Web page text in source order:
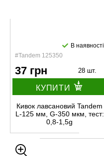
#Tandem 125350
В наявності
37 грн 28 шт.
КУПИТИ
Кивок лавсановий Tandem
L-125 мм, G-350 мкм, тест:
0,8-1,5g